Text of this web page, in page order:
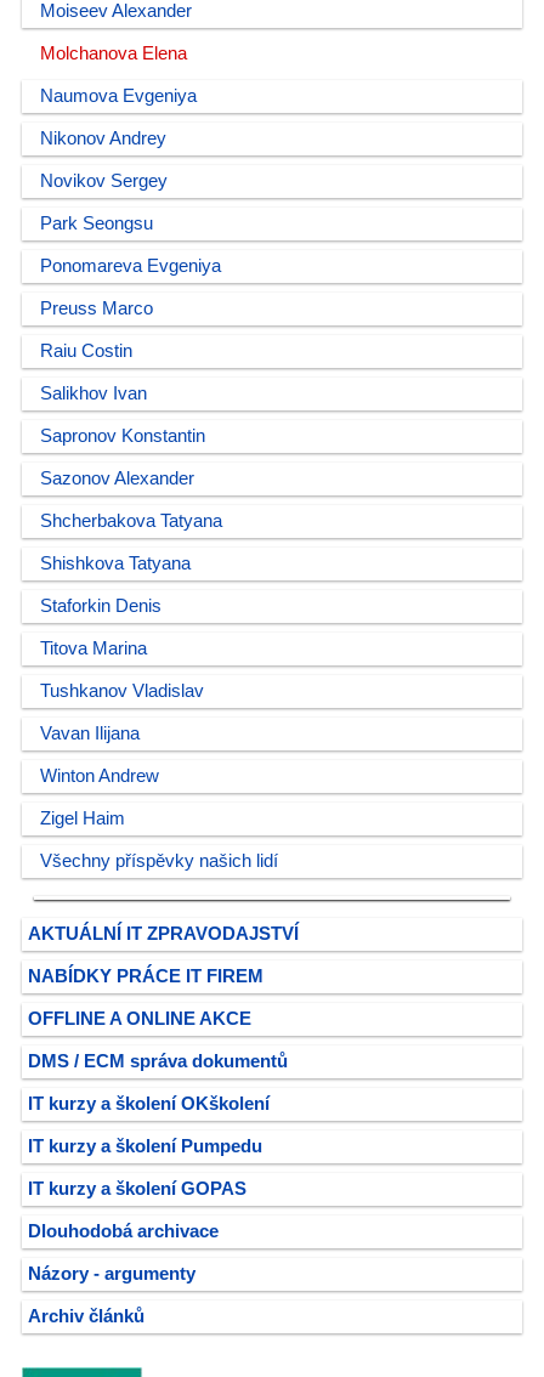
Moiseev Alexander
Molchanova Elena
Naumova Evgeniya
Nikonov Andrey
Novikov Sergey
Park Seongsu
Ponomareva Evgeniya
Preuss Marco
Raiu Costin
Salikhov Ivan
Sapronov Konstantin
Sazonov Alexander
Shcherbakova Tatyana
Shishkova Tatyana
Staforkin Denis
Titova Marina
Tushkanov Vladislav
Vavan Ilijana
Winton Andrew
Zigel Haim
Všechny příspěvky našich lidí
AKTUÁLNÍ IT ZPRAVODAJSTVÍ
NABÍDKY PRÁCE IT FIREM
OFFLINE A ONLINE AKCE
DMS / ECM správa dokumentů
IT kurzy a školení OKškolení
IT kurzy a školení Pumpedu
IT kurzy a školení GOPAS
Dlouhodobá archivace
Názory - argumenty
Archiv článků